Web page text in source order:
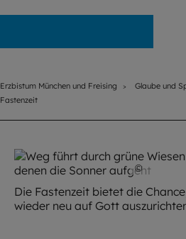
Erzbistum München und Freising Glaube und
Fastenzeit
©
Die Fastenzeit bietet die
wieder neu auf Gott